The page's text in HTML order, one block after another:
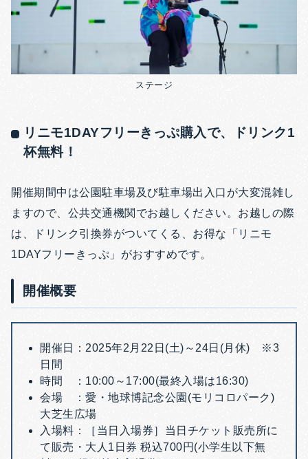
ステージ
リニモ1DAYフリーきっぷ購入で、ドリンク1
杯無料！
開催期間中は公園駐車場及び駐車場出入口が大変混雑し
ますので、公共交通機関でお越しください。お越しの際
は、ドリンク引換券がついてくる、お得な「リニモ
1DAYフリーきっぷ」がおすすめです。
開催概要
開催日：2025年2月22日(土)～24日(月休) ※3
日間
時間 ：10:00～17:00(最終入場は16:30)
会場 ：愛・地球博記念公園(モリコロパーク)
大芝生広場
入場料：［当日入場券］当日チケット販売所に
て販売・大人1日券 税込700円(小学生以下無